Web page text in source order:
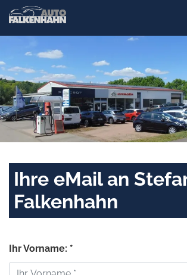
Ihre eMail an
Falkenhahn
Ihr Vorname: *